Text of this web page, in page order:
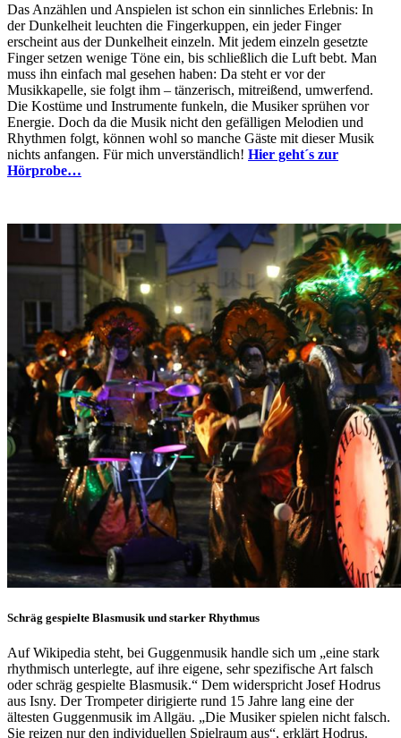
Das Anzählen und Anspielen ist schon ein sinnliches Erlebnis: In
der Dunkelheit leuchten die Fingerkuppen, ein jeder Finger
erscheint aus der Dunkelheit einzeln. Mit jedem einzeln gesetzte
Finger setzen wenige Töne ein, bis schließlich die Luft bebt. Man
muss ihn einfach mal gesehen haben: Da steht er vor der
Musikkapelle, sie folgt ihm – tänzerisch, mitreißend, umwerfend.
Die Kostüme und Instrumente funkeln, die Musiker sprühen vor
Energie. Doch da die Musik nicht den gefälligen Melodien und
Rhythmen folgt, können wohl so manche Gäste mit dieser Musik
nichts anfangen. Für mich unverständlich! Hier geht´s zur
Hörprobe…
Schräg gespielte Blasmusik und starker Rhythmus
Auf Wikipedia steht, bei Guggenmusik handle sich um „eine stark
rhythmisch unterlegte, auf ihre eigene, sehr spezifische Art falsch
oder schräg gespielte Blasmusik.“ Dem widerspricht Josef Hodrus
aus Isny. Der Trompeter dirigierte rund 15 Jahre lang eine der
ältesten Guggenmusik im Allgäu. „Die Musiker spielen nicht falsch.
Sie reizen nur den individuellen Spielraum aus“, erklärt Hodrus.